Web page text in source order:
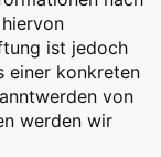
ist jedoch
einer konkreten
von
werden wir